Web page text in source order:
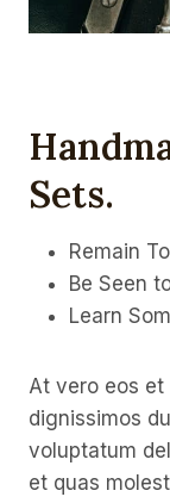
Sets.
Remain
Be Seen to
Learn
At vero eos
dignissimos
voluptatum
et quas